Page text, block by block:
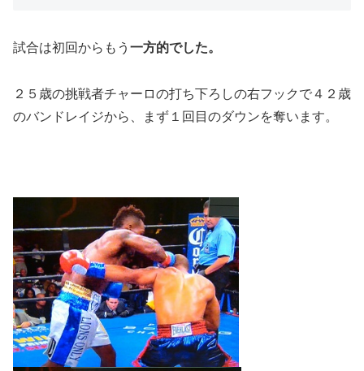
試合は初回からもう 一方的でした。
２５歳の挑戦者チャーロの打ち下ろしの右フックで４２歳
のバンドレイジから、まず１回目のダウンを奪います。